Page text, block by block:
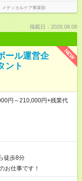
ディカルケア事業部
掲載日：2026.08.08
NEW
ール運営企
ント
円～210,000円+残業代
徒歩8分
お仕事です！